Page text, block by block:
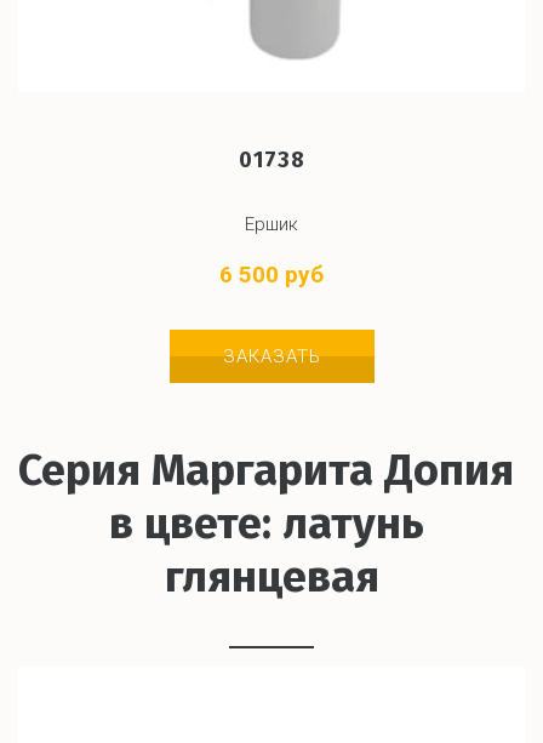
01738
Ершик
6 500 руб
ЗАКАЗАТЬ
Серия Маргарита Допия
в цвете: латунь
глянцевая